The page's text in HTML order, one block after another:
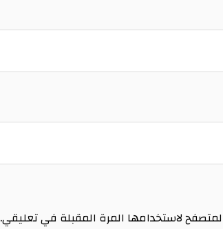
لاستخدامها المرة المقبلة في تعليقي.